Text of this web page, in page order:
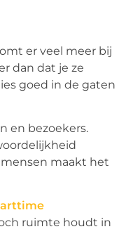
er veel meer bij
dan dat je ze
goed in de gaten
en bezoekers.
maakt het
ruimte houdt in